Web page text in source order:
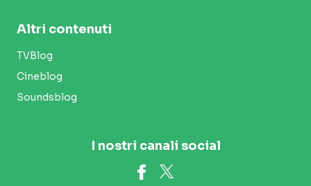
Altri contenuti
TVBlog
Cineblog
Soundsblog
I nostri canali social